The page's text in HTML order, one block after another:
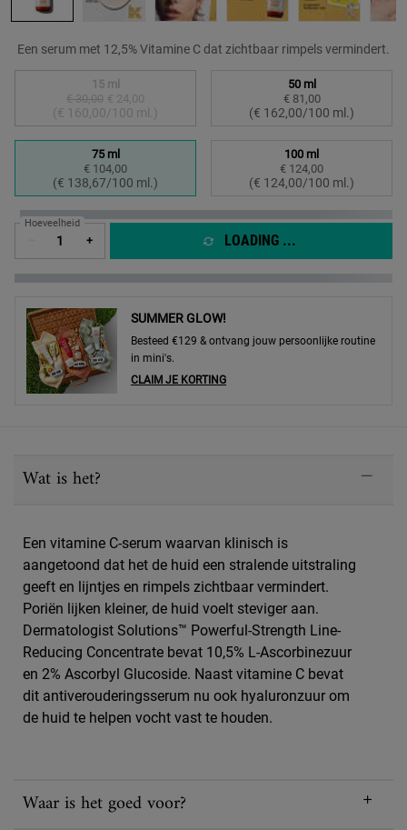
Een serum met 12,5% Vitamine C dat zichtbaar rimpels vermindert.
Geselecteerd
De productvariant is niet in voorraad, {0}
15 ml
Oude prijs
€ 30,00 Nieuwe prijs
€ 24,00
(€ 160,00/100 ml.)
, 1 of 4 Geselecteerd
50 ml
€ 81,00
(€ 162,00/100 ml.)
, 2 of 4
Geselecteerd
75 ml
€ 104,00
(€ 138,67/100 ml.)
, 3 of 4 Geselecteerd
100 ml
€ 124,00
(€ 124,00/100 ml.)
, 4 of 4
Hoeveelheid
+ LOADING ...
SUMMER GLOW!
Besteed €129 & ontvang jouw persoonlijke routine
in mini's.
CLAIM JE KORTING
Wat is het?
Een vitamine C-serum waarvan klinisch is
aangetoond dat het de huid een stralende uitstraling
geeft en lijntjes en rimpels zichtbaar vermindert.
Poriën lijken kleiner, de huid voelt steviger aan.
Dermatologist Solutions™ Powerful-Strength Line-
Reducing Concentrate bevat 10,5% L-Ascorbinezuur
en 2% Ascorbyl Glucoside. Naast vitamine C bevat
dit antiverouderingsserum nu ook hyaluronzuur om
de huid te helpen vocht vast te houden.
Waar is het goed voor?